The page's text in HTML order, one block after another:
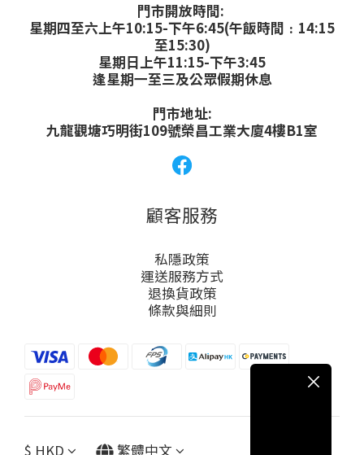
門市開放時間:
星期四至六上午10:15-下午6:45(午飯時間﹕14:15
至15:30)
星期日上午11:15-下午3:45
逢星期一至三及公眾假期休息
門市地址:
九龍觀塘巧明街109號榮昌工業大廈4樓B1室
顧客服務
私隱政策
運送服務方式
退換貨政策
條款與細則
$ HKD 繁體中文